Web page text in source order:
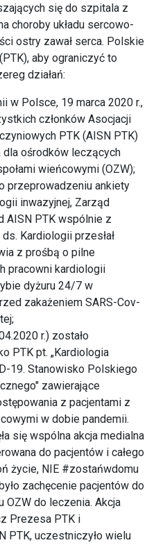
się do szpitala z
choroby układu sercowo-
ostry zawał serca. Polskie
aby ograniczyć to
działań:
w Polsce, 19 marca 2020 r.,
członków Asocjacji
PTK (AISN PTK)
ośrodków leczących
wieńcowymi (OZW);
przeprowadzeniu ankiety
inwazyjnej, Zarząd
AISN PTK wspólnie z
Kardiologii przesłał
z prośbą o pilne
pracowni kardiologii
dyżuru 24/7 w
zakażeniem SARS-Cov-
r.) zostało
PTK pt. „Kardiologia
19. Stanowisko Polskiego
zawierające
z pacjentami z
w dobie pandemii.
się wspólna akcja medialna
do pacjentów i całego
życie, NIE #zostańwdomu
zachęcenie pacjentów do
OZW do leczenia. Akcja
Prezesa PTK i
PTK, uczestniczyło wielu